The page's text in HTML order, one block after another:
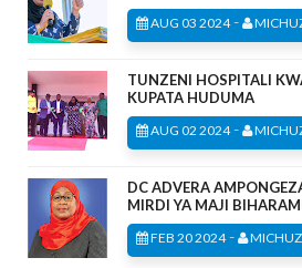
AUG 03 2024-
TUNZENI HOSPITALI
KUPATA HUDUMA
AUG 02 2024-
DC ADVERA
MIRDI YA MAJI
FEB 20 2024-